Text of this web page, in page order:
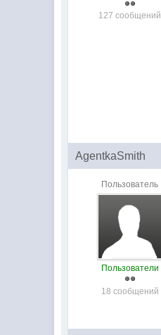
127 сообщений
AgentkaSmith
Пользователь
Пользователи
18 сообщений